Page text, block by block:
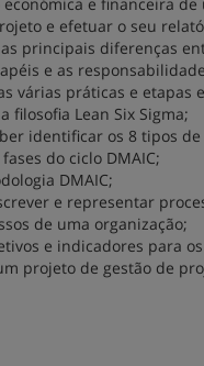
e efetuar o seu
principais diferenças
e as
várias práticas e etapas
filosofia Lean Six Sigma;
identificar os 8 tipos
do ciclo DMAIC;
DMAIC;
e representar
de uma organização;
e indicadores para
projeto de gestão de